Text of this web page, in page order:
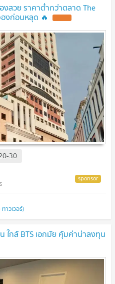
งสวย ราคาต่ำกว่าตลาด The
งก่อนหลุด 🔥
30
าวเวอร์)
ใกล้ BTS เอกมัย คุ้มค่าน่าลงทุน